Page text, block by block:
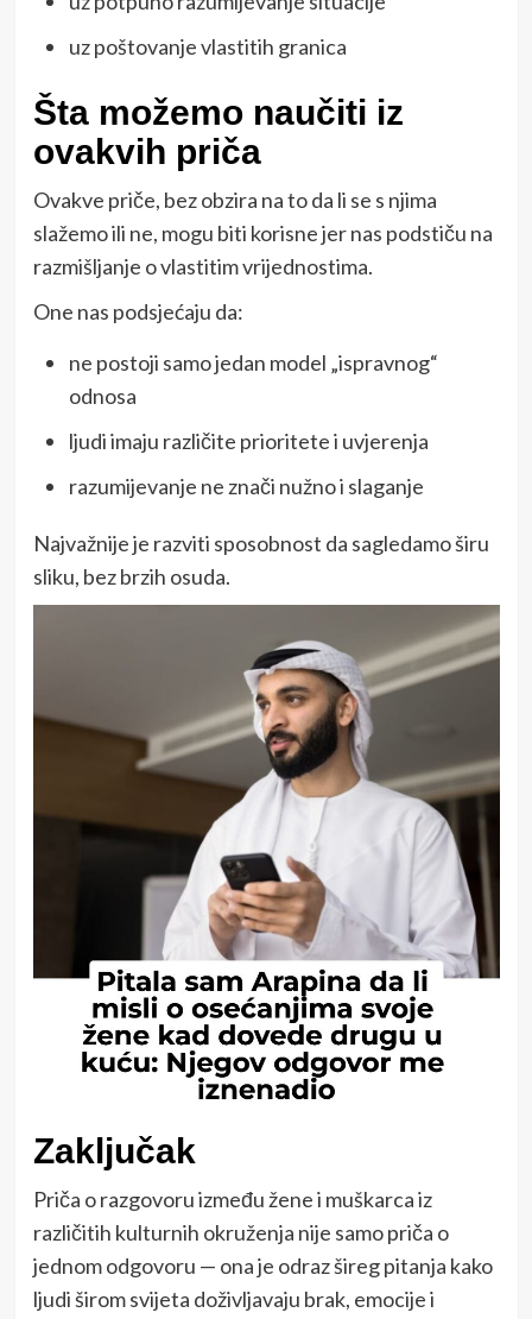
uz poštovanje vlastitih granica
Šta možemo naučiti iz
ovakvih priča
Ovakve priče, bez obzira na to da li se s njima
slažemo ili ne, mogu biti korisne jer nas podstiču na
razmišljanje o vlastitim vrijednostima.
One nas podsjećaju da:
ne postoji samo jedan model „ispravnog“
odnosa
ljudi imaju različite prioritete i uvjerenja
razumijevanje ne znači nužno i slaganje
Najvažnije je razviti sposobnost da sagledamo širu
sliku, bez brzih osuda.
Zaključak
Priča o razgovoru između žene i muškarca iz
različitih kulturnih okruženja nije samo priča o
jednom odgovoru — ona je odraz šireg pitanja kako
ljudi širom svijeta doživljavaju brak, emocije i